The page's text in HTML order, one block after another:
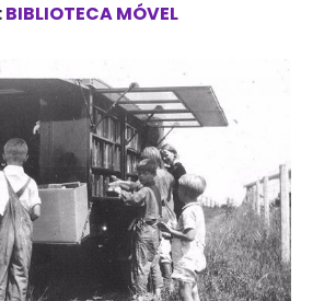
BIBLIOTECA MÓVEL